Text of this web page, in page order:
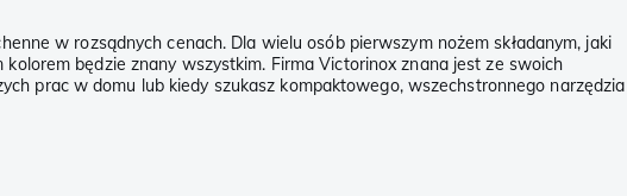
w rozsądnych cenach. Dla wielu osób pierwszym nożem składanym, jaki
będzie znany wszystkim. Firma Victorinox znana jest ze swoich
prac w domu lub kiedy szukasz kompaktowego, wszechstronnego narzędzia